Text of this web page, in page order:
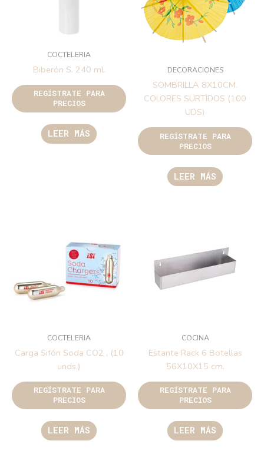
COCTELERIA
Biberón S. 240 ml.
REGÍSTRATE PARA
PRECIOS
LEER MÁS
DECORACIONES
SOMBRILLA 8X10CM.
COLORES SURTIDOS (100
UDS)
REGÍSTRATE PARA
PRECIOS
LEER MÁS
COCTELERIA
Carga Sifón Soda CO2 , (10
unds.)
REGÍSTRATE PARA
PRECIOS
LEER MÁS
COCINA
Estante Rack 6 Botellas
56X10X15 cm.
REGÍSTRATE PARA
PRECIOS
LEER MÁS